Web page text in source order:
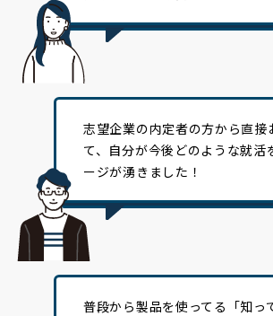
志望企業の内定者の方から直接
て、自分が今後どのような就活
ージが湧きました！
普段から製品を使ってる「知っ